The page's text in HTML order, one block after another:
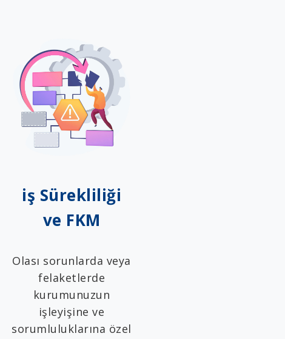
iş Sürekliliği
ve FKM
Olası sorunlarda veya
felaketlerde
kurumunuzun
işleyişine ve
sorumluluklarına özel